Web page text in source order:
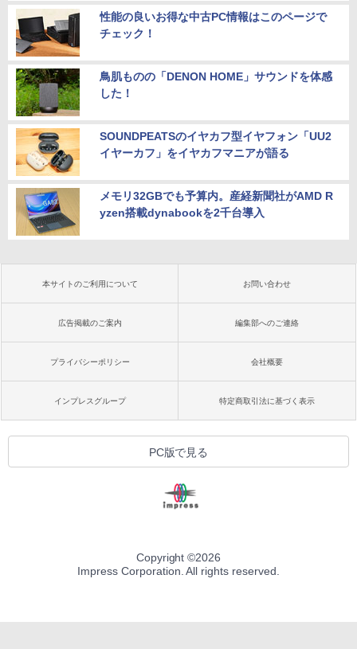
性能の良いお得な中古PC情報はこのページで
チェック！
鳥肌ものの「DENON HOME」サウンドを体感
した！
SOUNDPEATSのイヤカフ型イヤフォン「UU2
イヤーカフ」をイヤカフマニアが語る
メモリ32GBでも予算内。産経新聞社がAMD R
yzen搭載dynabookを2千台導入
本サイトのご利用について お問い合わせ
広告掲載のご案内 編集部へのご連絡
プライバシーポリシー 会社概要
インプレスグループ 特定商取引法に基づく表示
PC版で見る
Copyright ©2026
Impress Corporation. All rights reserved.